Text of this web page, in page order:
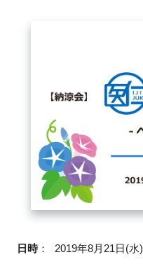
イベントお知らせメール登録
日時： 2019年8月21日(